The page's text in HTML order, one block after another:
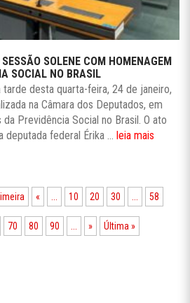
SOLENE COM HOMENAGEM
SOCIAL NO BRASIL
tarde desta quarta-feira, 24 de janeiro,
na Câmara dos Deputados, em
Previdência Social no Brasil. O ato
federal Érika ... leia mais
« 10 20 30 58
70 80 90 » Última »